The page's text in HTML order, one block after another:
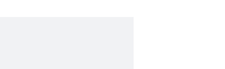
ve sitemizde ilgili